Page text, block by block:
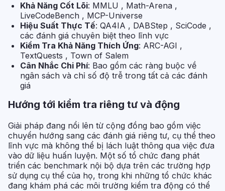
Khả Năng Cốt Lõi: MMLU , Math-Arena ,
LiveCodeBench , MCP-Universe
Hiệu Suất Thực Tế: QA4IA , DABStep , SciCode ,
các đánh giá chuyên biệt theo lĩnh vực
Kiểm Tra Khả Năng Thích Ứng: ARC-AGI ,
TextQuests , Town of Salem
Cân Nhắc Chi Phí: Bao gồm các ràng buộc về
ngân sách và chỉ số độ trễ trong tất cả các đánh
giá
Hướng tới kiểm tra riêng tư và động
Giải pháp đang nổi lên từ cộng đồng bao gồm việc
chuyển hướng sang các đánh giá riêng tư, cụ thể theo
lĩnh vực mà không thể bị lách luật thông qua việc đưa
vào dữ liệu huấn luyện. Một số tổ chức đang phát
triển các benchmark nội bộ dựa trên các trường hợp
sử dụng cụ thể của họ, trong khi những tổ chức khác
đang khám phá các môi trường kiểm tra động có thể